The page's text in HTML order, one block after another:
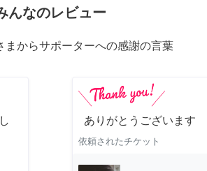
んなのレビュー
まからサポーターへの感謝の言葉
ありがとうございます
依頼されたチケット